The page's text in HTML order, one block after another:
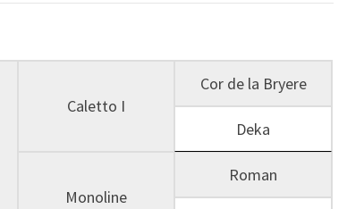
Caletto I
Cor de la Bryere
Deka
Monoline
Roman